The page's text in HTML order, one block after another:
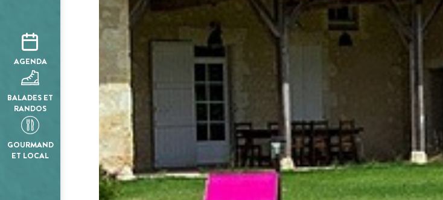
AGENDA
BALADES ET
RANDOS
GOURMAND
ET LOCAL